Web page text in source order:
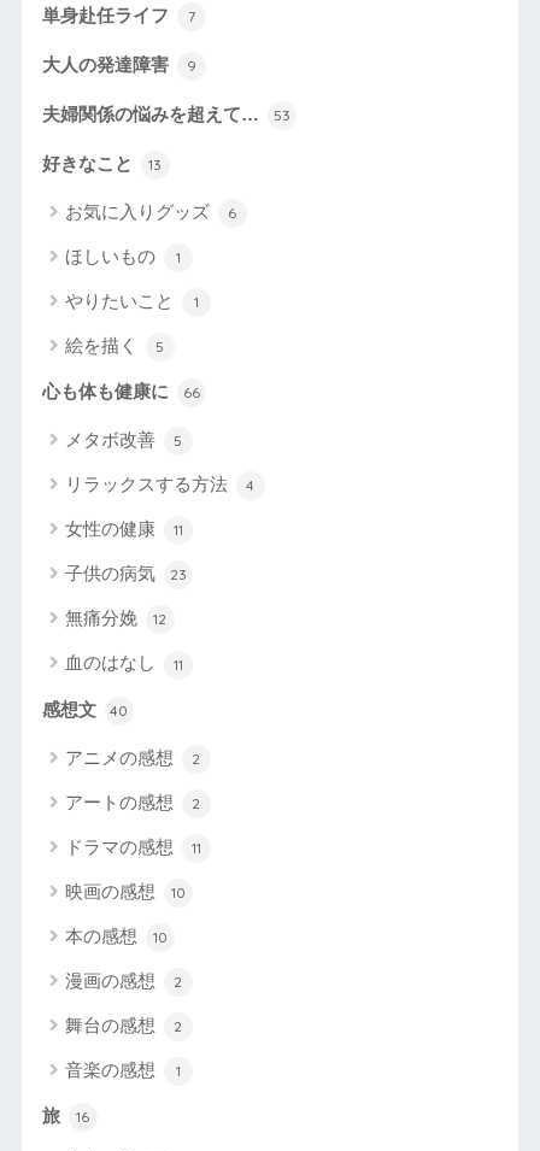
単身赴任ライフ 7
大人の発達障害 9
夫婦関係の悩みを超えて… 53
好きなこと 13
お気に入りグッズ 6
ほしいもの 1
やりたいこと 1
絵を描く 5
心も体も健康に 66
メタボ改善 5
リラックスする方法 4
女性の健康 11
子供の病気 23
無痛分娩 12
血のはなし 11
感想文 40
アニメの感想 2
アートの感想 2
ドラマの感想 11
映画の感想 10
本の感想 10
漫画の感想 2
舞台の感想 2
音楽の感想 1
旅 16